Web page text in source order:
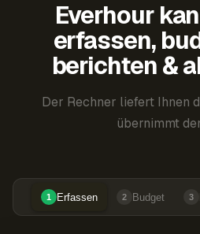
Everhour
erfassen,
berichten &
Der Rechner liefert Ihnen
übernimmt
1 Erfassen 2 Budget 3